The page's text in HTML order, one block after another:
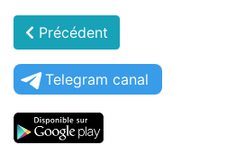
Précédent
Telegram canal